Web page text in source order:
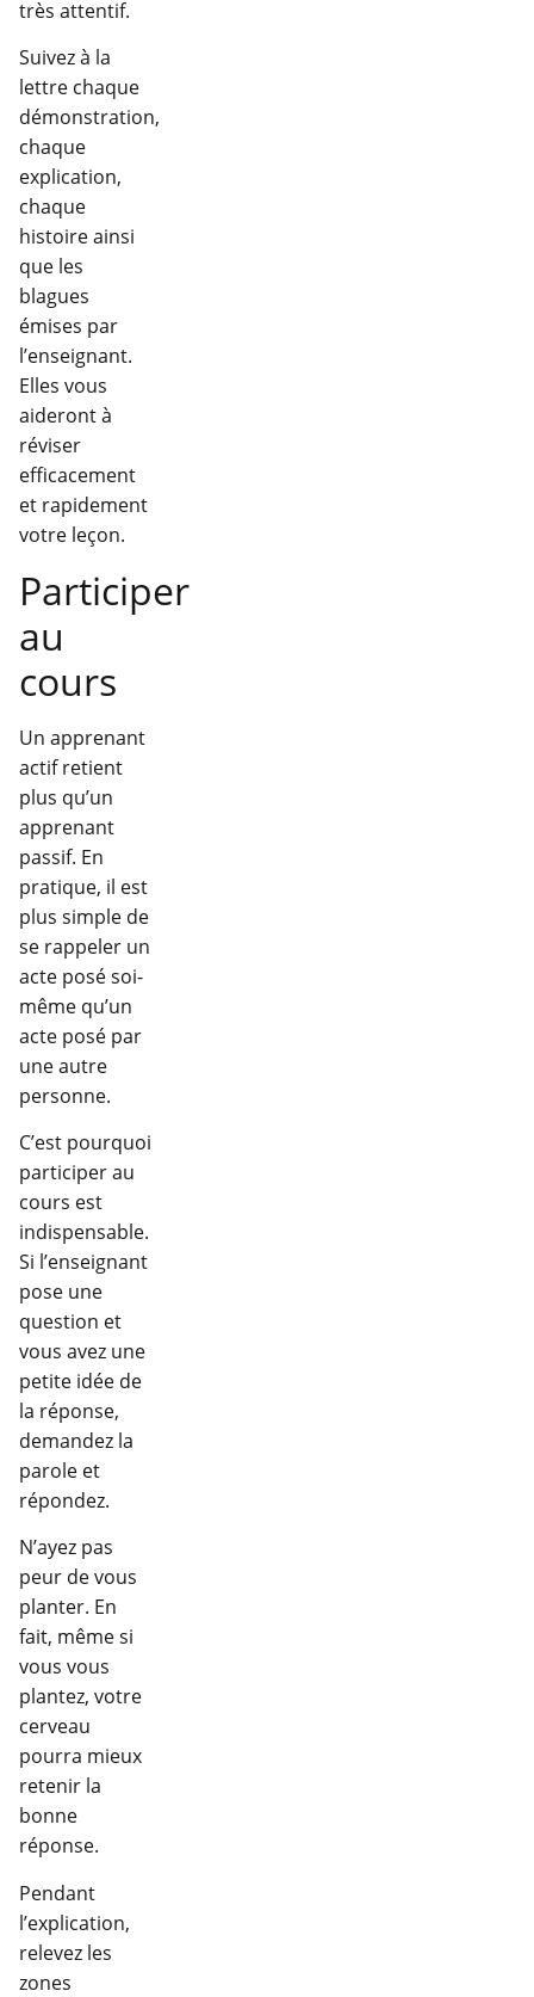
très attentif.
Suivez à la
lettre chaque
démonstration,
chaque
explication,
chaque
histoire ainsi
que les
blagues
émises par
l’enseignant.
Elles vous
aideront à
réviser
efficacement
et rapidement
votre leçon.
Participer
au
cours
Un apprenant
actif retient
plus qu’un
apprenant
passif. En
pratique, il est
plus simple de
se rappeler un
acte posé soi-
même qu’un
acte posé par
une autre
personne.
C’est pourquoi
participer au
cours est
indispensable.
Si l’enseignant
pose une
question et
vous avez une
petite idée de
la réponse,
demandez la
parole et
répondez.
N’ayez pas
peur de vous
planter. En
fait, même si
vous vous
plantez, votre
cerveau
pourra mieux
retenir la
bonne
réponse.
Pendant
l’explication,
relevez les
zones